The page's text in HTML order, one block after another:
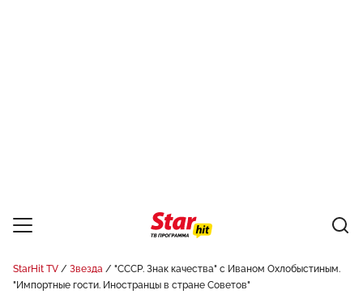
StarHit TV Звезда
"СССР. Знак качества" с Иваном Охлобыстиным.
"Импортные гости. Иностранцы в стране Советов"